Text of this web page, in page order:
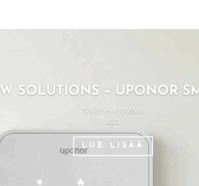
SOLUTIONS – UPONOR
Teollinen muotoilu
2025
LUE LISÄÄ